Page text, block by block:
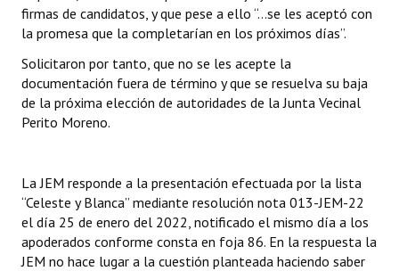
firmas de candidatos, y que pese a ello “…se les aceptó con
la promesa que la completarían en los próximos días”.
Solicitaron por tanto, que no se les acepte la
documentación fuera de término y que se resuelva su baja
de la próxima elección de autoridades de la Junta Vecinal
Perito Moreno.
La JEM responde a la presentación efectuada por la lista
“Celeste y Blanca” mediante resolución nota 013-JEM-22
el día 25 de enero del 2022, notificado el mismo día a los
apoderados conforme consta en foja 86. En la respuesta la
JEM no hace lugar a la cuestión planteada haciendo saber